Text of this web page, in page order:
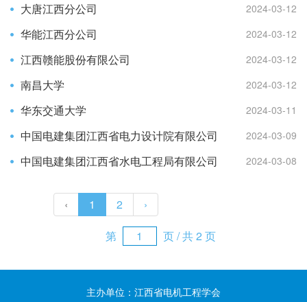
大唐江西分公司 2024-03-12
华能江西分公司 2024-03-12
江西赣能股份有限公司 2024-03-12
南昌大学 2024-03-12
华东交通大学 2024-03-11
中国电建集团江西省电力设计院有限公司 2024-03-09
中国电建集团江西省水电工程局有限公司 2024-03-08
‹ 1 2
›
第
页 / 共 2 页
主办单位：江西省电机工程学会